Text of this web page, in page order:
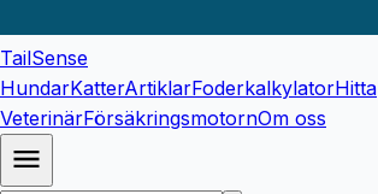
TailSense
HundarKatterArtiklarFoderkalkylatorHitta
VeterinärFörsäkringsmotornOm oss